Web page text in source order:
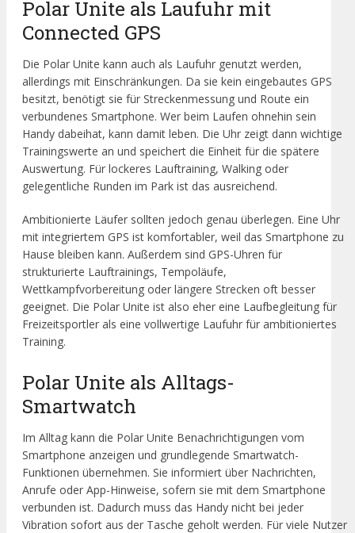
Polar Unite als Laufuhr mit
Connected GPS
Die Polar Unite kann auch als Laufuhr genutzt werden,
allerdings mit Einschränkungen. Da sie kein eingebautes GPS
besitzt, benötigt sie für Streckenmessung und Route ein
verbundenes Smartphone. Wer beim Laufen ohnehin sein
Handy dabeihat, kann damit leben. Die Uhr zeigt dann wichtige
Trainingswerte an und speichert die Einheit für die spätere
Auswertung. Für lockeres Lauftraining, Walking oder
gelegentliche Runden im Park ist das ausreichend.
Ambitionierte Läufer sollten jedoch genau überlegen. Eine Uhr
mit integriertem GPS ist komfortabler, weil das Smartphone zu
Hause bleiben kann. Außerdem sind GPS-Uhren für
strukturierte Lauftrainings, Tempoläufe,
Wettkampfvorbereitung oder längere Strecken oft besser
geeignet. Die Polar Unite ist also eher eine Laufbegleitung für
Freizeitsportler als eine vollwertige Laufuhr für ambitioniertes
Training.
Polar Unite als Alltags-
Smartwatch
Im Alltag kann die Polar Unite Benachrichtigungen vom
Smartphone anzeigen und grundlegende Smartwatch-
Funktionen übernehmen. Sie informiert über Nachrichten,
Anrufe oder App-Hinweise, sofern sie mit dem Smartphone
verbunden ist. Dadurch muss das Handy nicht bei jeder
Vibration sofort aus der Tasche geholt werden. Für viele Nutzer